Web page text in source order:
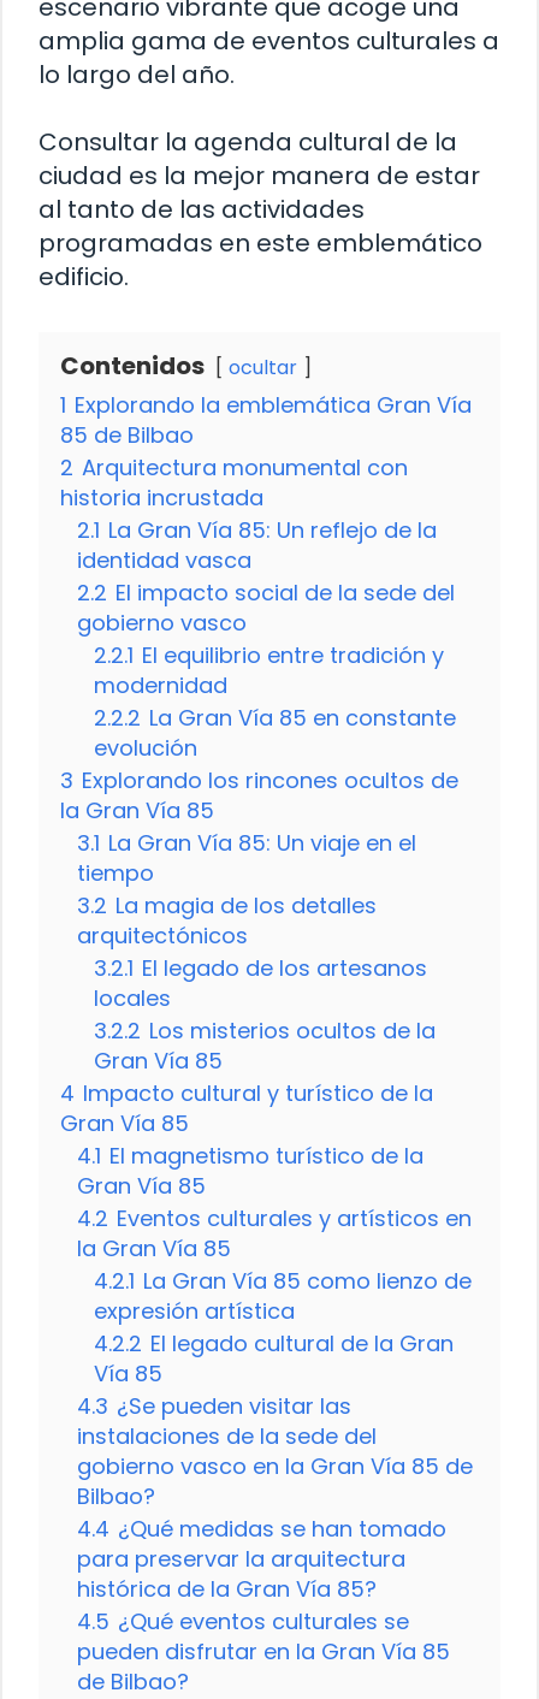
escenario vibrante que acoge una
amplia gama de eventos culturales a
lo largo del año.
Consultar la agenda cultural de la
ciudad es la mejor manera de estar
al tanto de las actividades
programadas en este emblemático
edificio.
Contenidos ocultar
1 Explorando la emblemática Gran Vía
85 de Bilbao
2 Arquitectura monumental con
historia incrustada
2.1 La Gran Vía 85: Un reflejo de la
identidad vasca
2.2 El impacto social de la sede del
gobierno vasco
2.2.1 El equilibrio entre tradición y
modernidad
2.2.2 La Gran Vía 85 en constante
evolución
3 Explorando los rincones ocultos de
la Gran Vía 85
3.1 La Gran Vía 85: Un viaje en el
tiempo
3.2 La magia de los detalles
arquitectónicos
3.2.1 El legado de los artesanos
locales
3.2.2 Los misterios ocultos de la
Gran Vía 85
4 Impacto cultural y turístico de la
Gran Vía 85
4.1 El magnetismo turístico de la
Gran Vía 85
4.2 Eventos culturales y artísticos en
la Gran Vía 85
4.2.1 La Gran Vía 85 como lienzo de
expresión artística
4.2.2 El legado cultural de la Gran
Vía 85
4.3 ¿Se pueden visitar las
instalaciones de la sede del
gobierno vasco en la Gran Vía 85 de
Bilbao?
4.4 ¿Qué medidas se han tomado
para preservar la arquitectura
histórica de la Gran Vía 85?
4.5 ¿Qué eventos culturales se
pueden disfrutar en la Gran Vía 85
de Bilbao?